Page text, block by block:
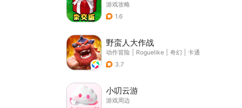
游戏攻略
1.6
野蛮人大作战
动作冒险 Roguelike 奇幻
卡通
3.7
小叨云游
游戏周边